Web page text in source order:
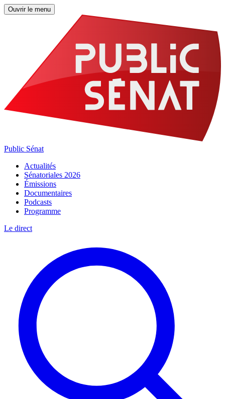
Ouvrir le menu
Public Sénat
Actualités
Sénatoriales 2026
Émissions
Documentaires
Podcasts
Programme
Le direct